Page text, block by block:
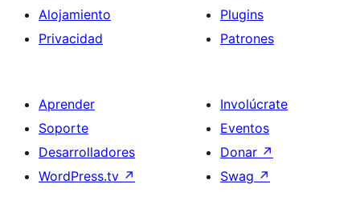
Alojamiento
Privacidad
Plugins
Patrones
Aprender
Soporte
Desarrolladores
WordPress.tv ↗
Involúcrate
Eventos
Donar ↗
Swag ↗